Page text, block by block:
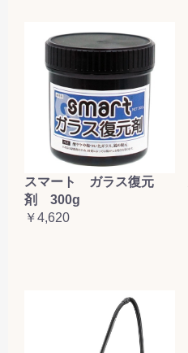
スマート ガラス復元
剤 300g
￥4,620